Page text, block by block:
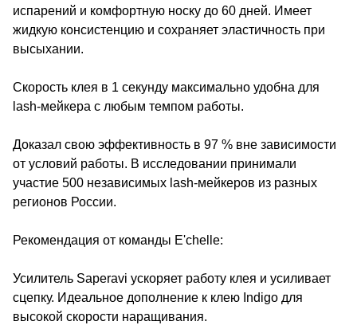
испарений и комфортную носку до 60 дней. Имеет
жидкую консистенцию и сохраняет эластичность при
высыхании.
Скорость клея в 1 секунду максимально удобна для
lash-мейкера с любым темпом работы.
Доказал свою эффективность в 97 % вне зависимости
от условий работы. В исследовании принимали
участие 500 независимых lash-мейкеров из разных
регионов России.
Рекомендация от команды E'chelle:
Усилитель Saperavi ускоряет работу клея и усиливает
сцепку. Идеальное дополнение к клею Indigo для
высокой скорости наращивания.